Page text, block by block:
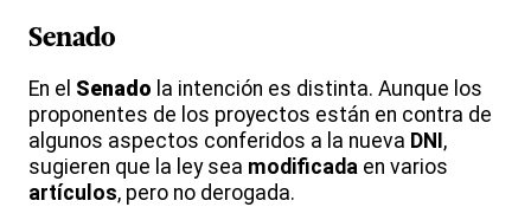
Senado
En el Senado la intención es distinta. Aunque los
proponentes de los proyectos están en contra de
algunos aspectos conferidos a la nueva DNI ,
sugieren que la ley sea modificada en varios
artículos, pero no derogada.